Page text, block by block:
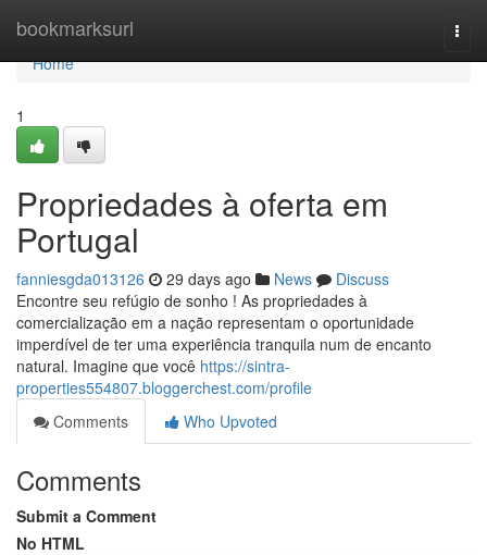
bookmarksurl
Home
Home
1
Propriedades à oferta em
Portugal
fanniesgda013126 29 days ago News
Discuss
Encontre seu refúgio de sonho ! As propriedades à
comercialização em a nação representam o oportunidade
imperdível de ter uma experiência tranquila num de encanto
natural. Imagine que você https://sintra-
properties554807.bloggerchest.com/profile
Comments
Who Upvoted
Comments
Submit a Comment
No HTML